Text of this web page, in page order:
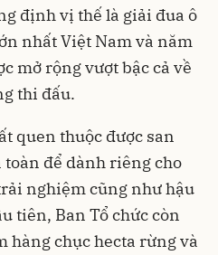
định vị thế là giải đua ô
nhất Việt Nam và năm
mở rộng vượt bậc cả về
thi đấu.
quen thuộc được san
toàn để dành riêng cho
nghiệm cũng như hậu
tiên, Ban Tổ chức còn
hàng chục hecta rừng và